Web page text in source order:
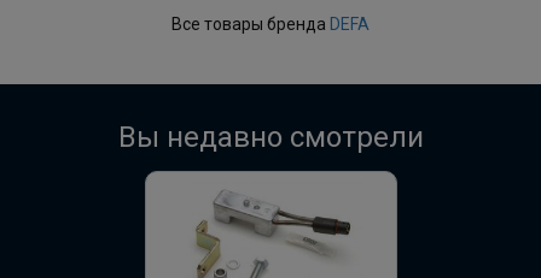
Все товары бренда DEFA
Вы недавно смотрели